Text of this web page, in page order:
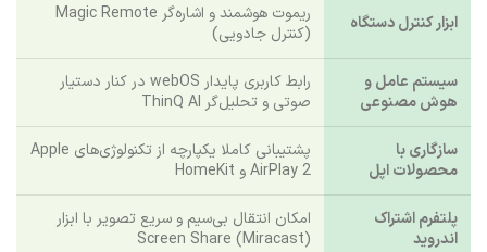
ابزار کنترل دستگاه
ریموت هوشمند و اشاره‌گر Magic Remote
(کنترل جادویی)
سیستم عامل و
هوش مصنوعی
رابط کاربری پایدار webOS در کنار دستیار
صوتی و تحلیل‌گر ThinQ AI
سازگاری با
محصولات اپل
پشتیبانی کاملا یکپارچه از تکنولوژی‌های Apple
AirPlay 2 و HomeKit
پلتفرم اشتراک
اندروید
امکان انتقال بی‌سیم و سریع تصویر با ابزار
Screen Share (Miracast)